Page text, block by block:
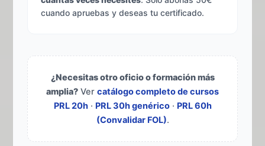
cuando apruebas y deseas tu certificado.
¿Necesitas otro oficio o formación más
amplia? Ver catálogo completo de cursos
PRL 20h· PRL 30h genérico· PRL 60h
(Convalidar FOL).